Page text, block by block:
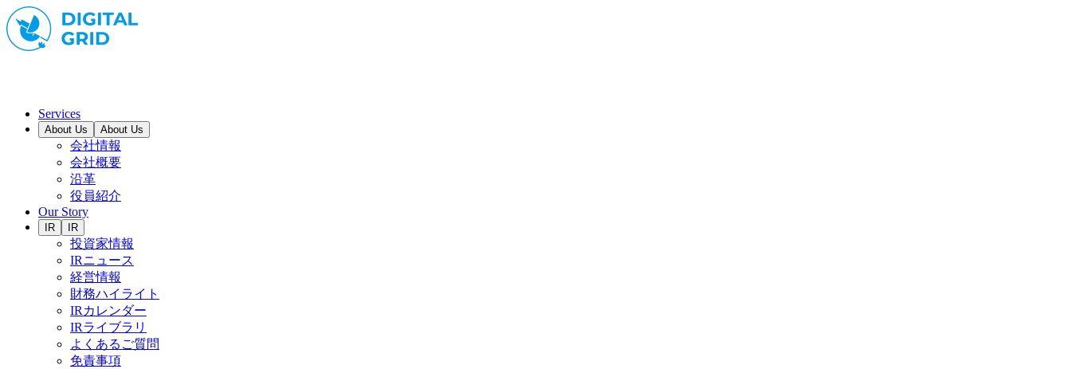
Services
About Us About Us
会社情報
会社概要
沿革
役員紹介
Our Story
IR IR
投資家情報
IRニュース
経営情報
財務ハイライト
IRカレンダー
IRライブラリ
よくあるご質問
免責事項